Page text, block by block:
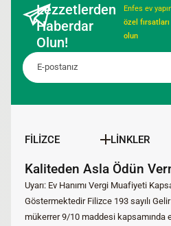
Lezzetlerden
Haberdar
Olun!
Enfes ev
özel
olun
FİLİZCE LİNKLER
Kaliteden Asla Ödün
Uyarı: Ev Hanımı Vergi Muafiyeti
Göstermektedir Filizce 193 sayılı
mükerrer 9/10 maddesi kapsamında